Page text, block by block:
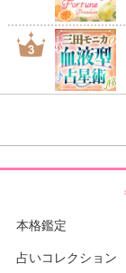
本格鑑定
占いコレクション